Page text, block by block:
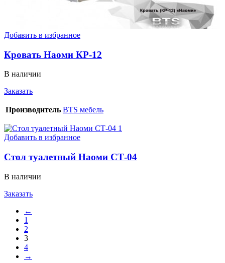
Добавить в избранное
Кровать Наоми КР-12
В наличии
Заказать
Производитель BTS мебель
Добавить в избранное
Стол туалетный Наоми СТ-04
В наличии
Заказать
←
1
2
3
4
→